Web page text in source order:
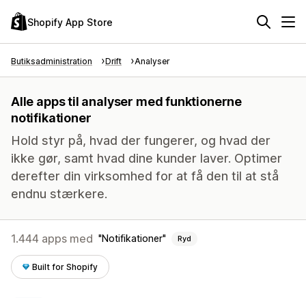
Shopify App Store
Butiksadministration Drift Analyser
Alle apps til analyser med funktionerne
notifikationer
Hold styr på, hvad der fungerer, og hvad der
ikke gør, samt hvad dine kunder laver. Optimer
derefter din virksomhed for at få den til at stå
endnu stærkere.
1.444 apps med Notifikationer Ryd
Built for Shopify